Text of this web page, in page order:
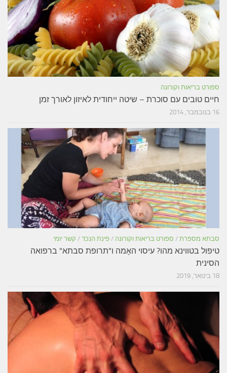
ספורט בריאות וקורונה
חיים טובים עם סוכרת – שיטה ייחודית לאיזון לאורך זמן
16 בנובמבר, 2014
סבתא מספרת / ספורט בריאות וקורונה / פינת הנכד / קשר יומי
טיפול בטווינא מהו? עיסוי האָמה ו"תרופת סבתא" ברפואה
הסינית
18 בינואר, 2019